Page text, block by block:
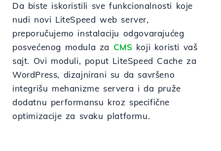
Da biste iskoristili sve funkcionalnosti koje
nudi novi LiteSpeed web server,
preporučujemo instalaciju odgovarajućeg
posvećenog modula za CMS koji koristi vaš
sajt. Ovi moduli, poput LiteSpeed Cache za
WordPress, dizajnirani su da savršeno
integrišu mehanizme servera i da pruže
dodatnu performansu kroz specifične
optimizacije za svaku platformu.